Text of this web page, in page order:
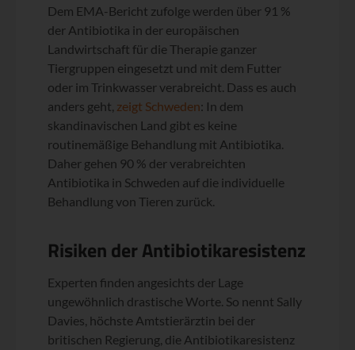
Dem EMA-Bericht zufolge werden über 91 %
der Antibiotika in der europäischen
Landwirtschaft für die Therapie ganzer
Tiergruppen eingesetzt und mit dem Futter
oder im Trinkwasser verabreicht. Dass es auch
anders geht, zeigt Schweden: In dem
skandinavischen Land gibt es keine
routinemäßige Behandlung mit Antibiotika.
Daher gehen 90 % der verabreichten
Antibiotika in Schweden auf die individuelle
Behandlung von Tieren zurück.
Risiken der Antibiotikaresistenz
Experten finden angesichts der Lage
ungewöhnlich drastische Worte. So nennt Sally
Davies, höchste Amtstierärztin bei der
britischen Regierung, die Antibiotikaresistenz